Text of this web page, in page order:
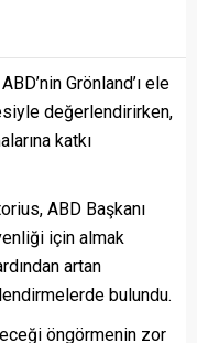
Grönland’ı ele
değerlendirirken,
katkı
ABD Başkanı
için almak
artan
bulundu.
öngörmenin zor